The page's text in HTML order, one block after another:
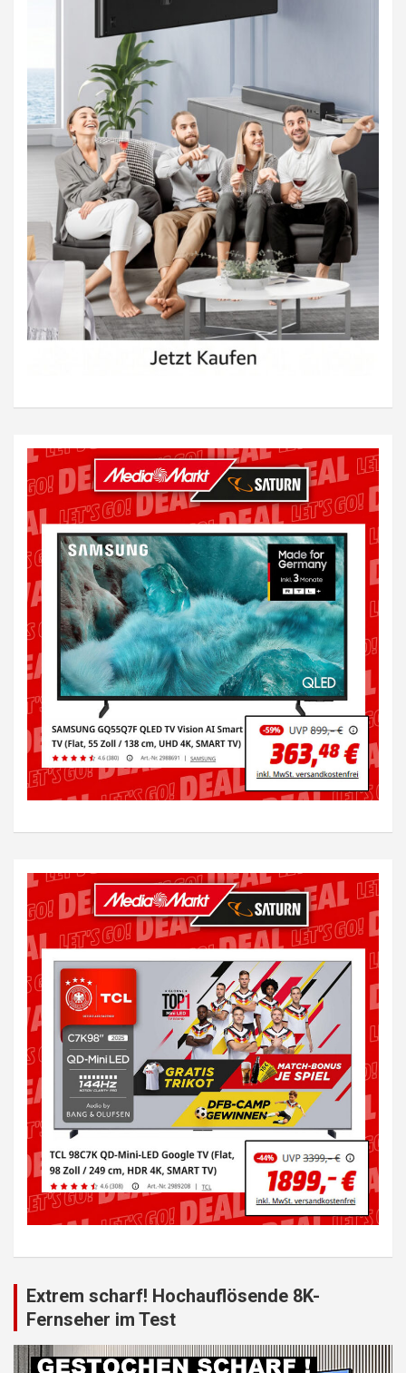
Extrem scharf! Hochauflösende 8K-
Fernseher im Test